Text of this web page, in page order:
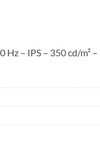
– IPS – 350 cd/m²